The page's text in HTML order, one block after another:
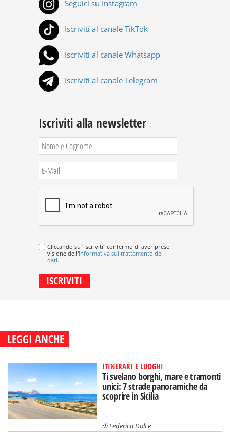
Seguici su Instagram
Iscriviti al canale TikTok
Iscriviti al canale Whatsapp
Iscriviti al canale Telegram
Iscriviti alla newsletter
Cliccando su "Iscriviti" confermo di aver preso
visione dell'informativa sul trattamento dei
dati.
LEGGI ANCHE
ITINERARI E LUOGHI
Ti svelano borghi, mare e tramonti
unici: 7 strade panoramiche da
scoprire in Sicilia
diFederica Dolce